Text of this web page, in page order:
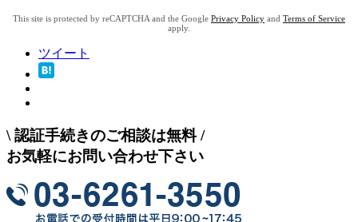
This site is protected by reCAPTCHA and the Google Privacy Policy and Terms of Service
apply.
ツイート
\ 認証手続きのご相談は無料/
お気軽にお問い合わせ下さい